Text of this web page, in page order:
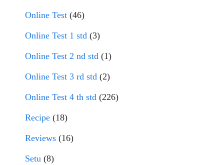
Online Test (46)
Online Test 1 std (3)
Online Test 2 nd std (1)
Online Test 3 rd std (2)
Online Test 4 th std (226)
Recipe (18)
Reviews (16)
Setu (8)